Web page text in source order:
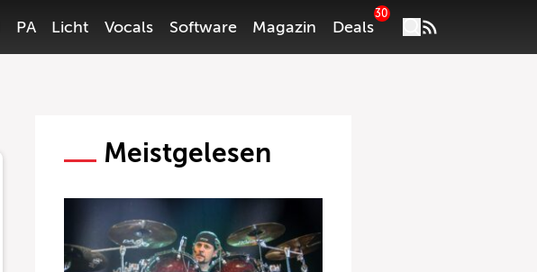
PA Licht Vocals Software Magazin Deals
30
Meistgelesen